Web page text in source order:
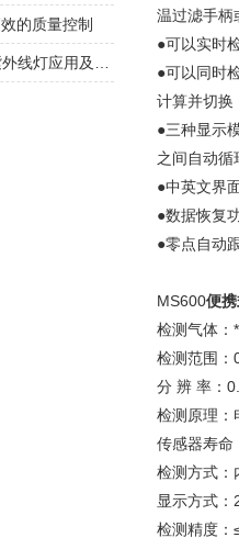
温过滤手柄
●可以实时
●可以同时
计算并切换
●三种显示
之间自动循
●中英文界
●数据恢复
●零点自动
MS600便
检测气体：
检测范围：
分 辨 率：
检测原理：
传感器寿命
检测方式：
显示方式
检测精度：
的质量控制